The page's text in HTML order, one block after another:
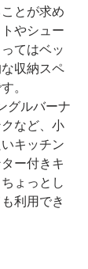
とが求め
やシュー
てはベッ
収納スペ
。
グルバーナ
など、小
キッチン
ー付きキ
ょっとし
利用でき